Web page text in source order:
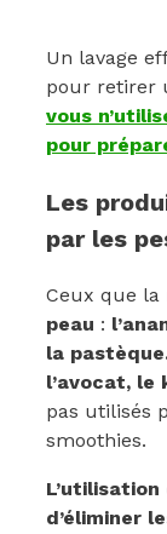
Un lavage
pour retirer
vous
pour
Les
par les
Ceux que la
peau :
la
l’avocat, le
pas utilisés
smoothies.
d’éliminer